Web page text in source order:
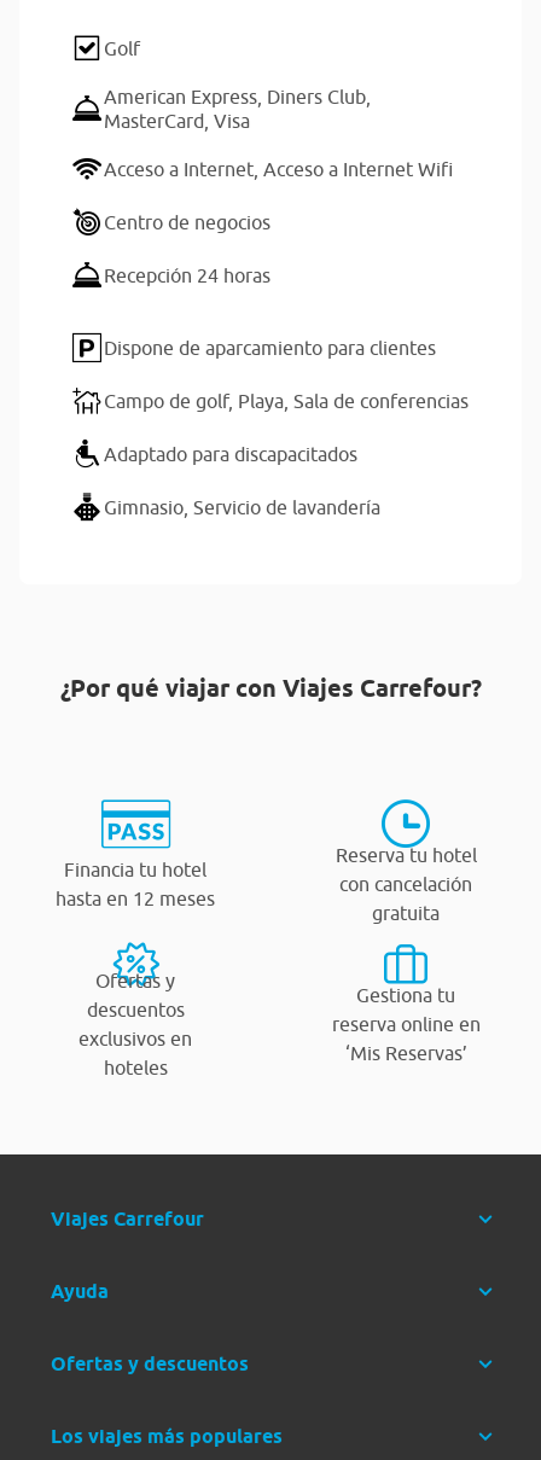
Golf
American Express, Diners Club,
MasterCard, Visa
Acceso a Internet, Acceso a Internet Wifi
Centro de negocios
Recepción 24 horas
Dispone de aparcamiento para clientes
Campo de golf, Playa, Sala de conferencias
Adaptado para discapacitados
Gimnasio, Servicio de lavandería
¿Por qué viajar con Viajes Carrefour?
Financia tu hotel
hasta en 12 meses
Reserva tu hotel
con cancelación
gratuita
Ofertas y
descuentos
exclusivos en
hoteles
Gestiona tu
reserva online en
‘Mis Reservas’
Viajes Carrefour
Ayuda
Ofertas y descuentos
Los viajes más populares